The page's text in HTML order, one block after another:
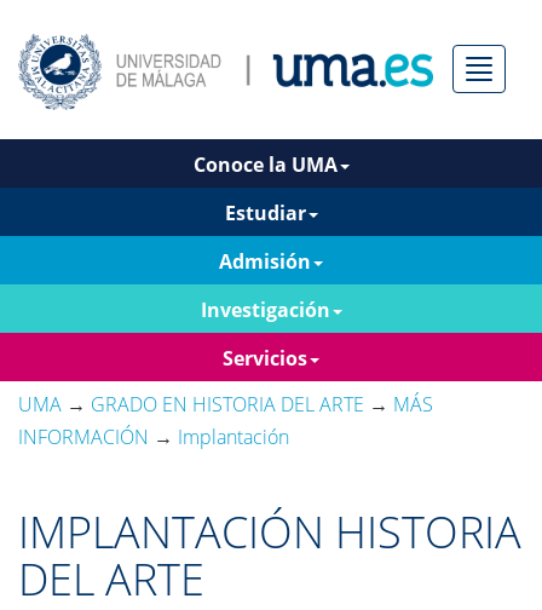
Menú
Conoce la UMA
Estudiar
Admisión
Investigación
Servicios
UMA → GRADO EN HISTORIA DEL ARTE → MÁS
INFORMACIÓN → Implantación
IMPLANTACIÓN HISTORIA
DEL ARTE